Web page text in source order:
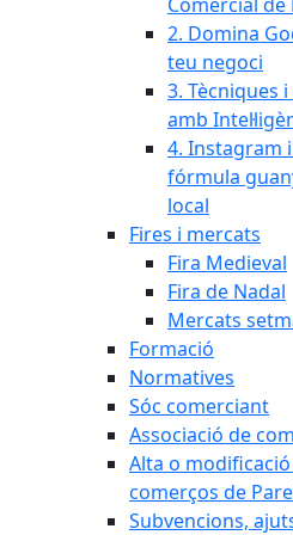
2. Domina
teu negoci
3. Tècniques
amb
4. Instagram
fórmula
local
Fires i mercats
Fira Medieval
Fira de Nadal
Mercats
Formació
Normatives
Sóc comerciant
Associació de
Alta o
comerços de
Subvencions,